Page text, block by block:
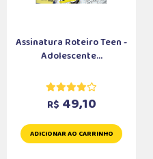
Assinatura Roteiro Teen -
Adolescente...
R$ 49,10
ADICIONAR AO CARRINHO